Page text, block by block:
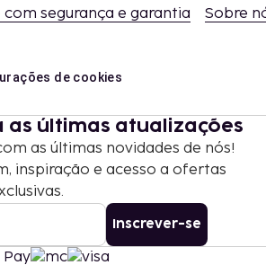
com segurança e garantia Sobre
de cookies
as últimas atualizações
as últimas novidades de nós!
inspiração e acesso a ofertas
Inscrever-se